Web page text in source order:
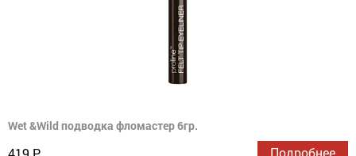
Wet &Wild подводка фломастер 6гр.